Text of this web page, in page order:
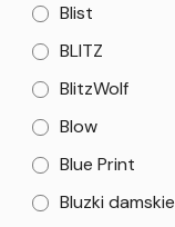
Blist
BLITZ
BlitzWolf
Blow
Blue Print
Bluzki damskie